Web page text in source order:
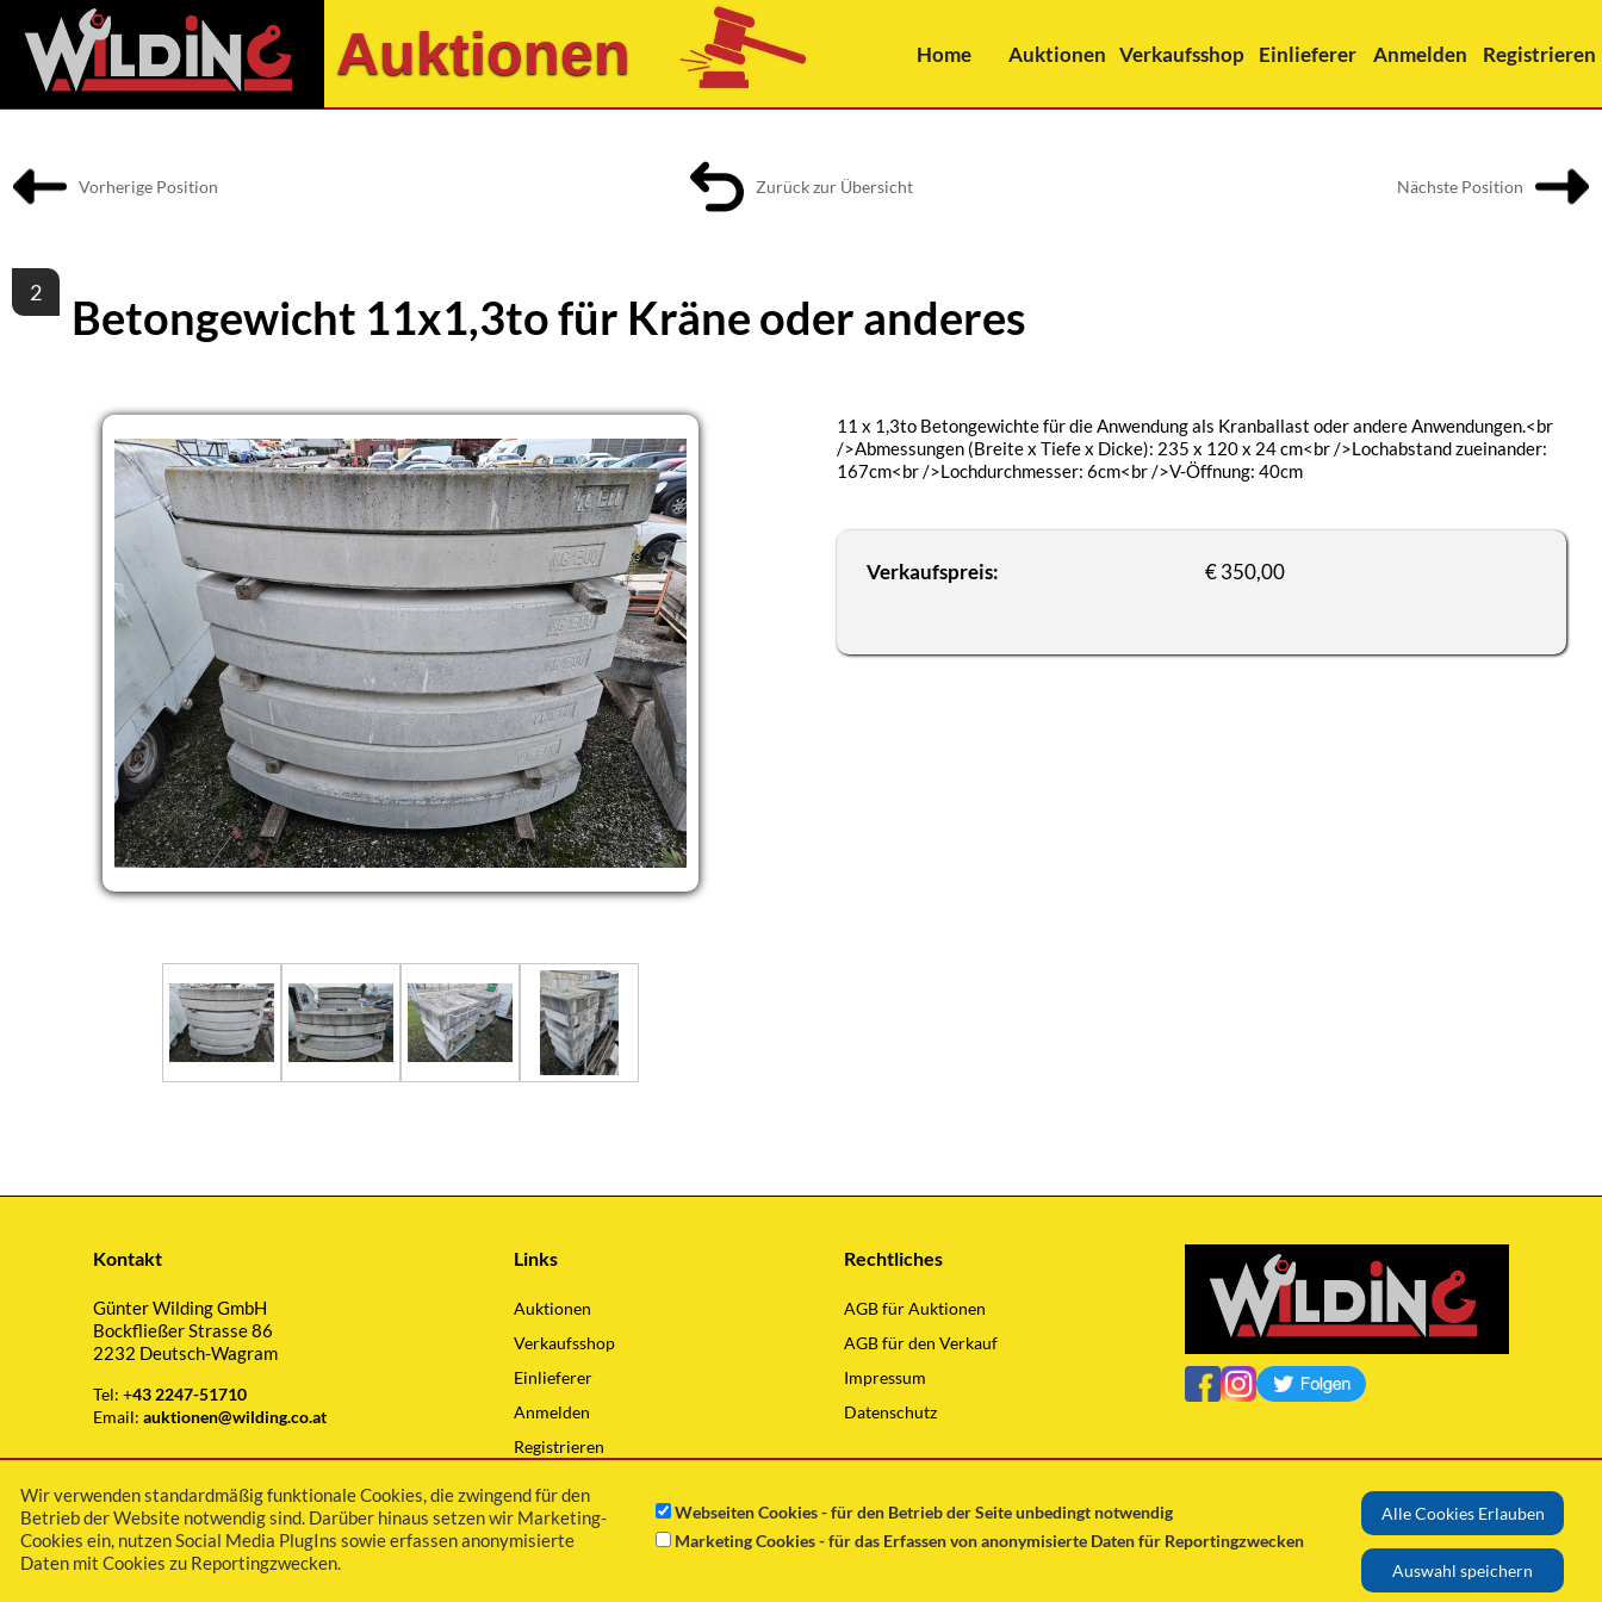
Auktionen Home Auktionen Verkaufsshop Einlieferer Anmelden Registrieren
Vorherige Position Zurück zur Übersicht Nächste Position
2 Betongewicht 11x1,3to für Kräne oder anderes
11 x 1,3to Betongewichte für die Anwendung als Kranballast oder andere Anwendungen.<br
/>Abmessungen (Breite x Tiefe x Dicke): 235 x 120 x 24 cm<br />Lochabstand zueinander:
167cm<br />Lochdurchmesser: 6cm<br />V-Öffnung: 40cm
Verkaufspreis: € 350,00
Kontakt
Günter Wilding GmbH
Bockfließer Strasse 86
2232 Deutsch-Wagram
Tel: +43 2247-51710
Email: auktionen@wilding.co.at
Links
Auktionen
Verkaufsshop
Einlieferer
Anmelden
Registrieren
Rechtliches
AGB für Auktionen
AGB für den Verkauf
Impressum
Datenschutz
Wir verwenden standardmäßig funktionale Cookies, die zwingend für den
Betrieb der Website notwendig sind. Darüber hinaus setzen wir Marketing-
Cookies ein, nutzen Social Media PlugIns sowie erfassen anonymisierte
Daten mit Cookies zu Reportingzwecken.
Webseiten Cookies - für den Betrieb der Seite unbedingt notwendig
Marketing Cookies - für das Erfassen von anonymisierte Daten für Reportingzwecken
Alle Cookies Erlauben
Auswahl speichern